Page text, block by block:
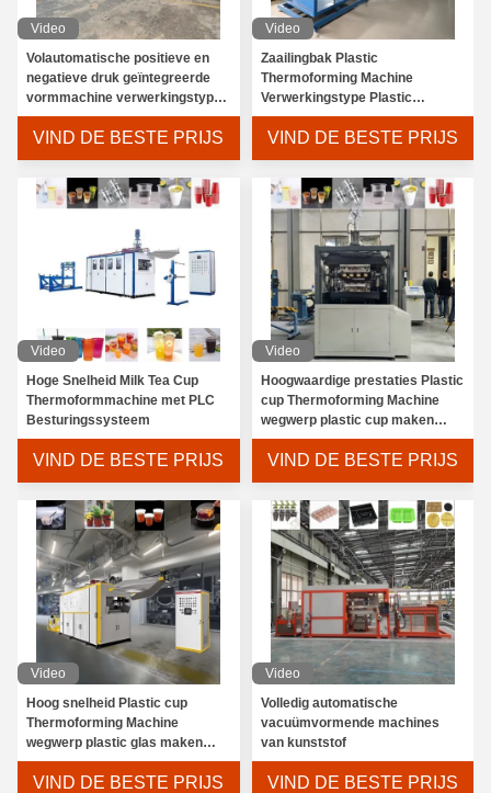
Video
Volautomatische positieve en
negatieve druk geïntegreerde
vormmachine verwerkingstype
plastic vacuümvormmachine
VIND DE BESTE PRIJS
Video
Zaailingbak Plastic
Thermoforming Machine
Verwerkingstype Plastic
Vacuümvormmachine
VIND DE BESTE PRIJS
Video
Hoge Snelheid Milk Tea Cup
Thermoformmachine met PLC
Besturingssysteem
VIND DE BESTE PRIJS
Video
Hoogwaardige prestaties Plastic
cup Thermoforming Machine
wegwerp plastic cup maken
machine
VIND DE BESTE PRIJS
Video
Hoog snelheid Plastic cup
Thermoforming Machine
wegwerp plastic glas maken
machine
VIND DE BESTE PRIJS
Video
Volledig automatische
vacuümvormende machines
van kunststof
VIND DE BESTE PRIJS